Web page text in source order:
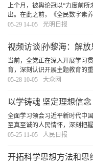
上个月，被舆论冠以“力度前
出。在此之前，《全民数字素
动者提升就业创业能力、拥抱
05-29 14-05 光明日报
视频访谈|孙黎海：解
当前，全党正在深入开展学习
育，深刻认识开展主题教育的
视频访谈栏目特别邀请了山东
05-28 10-05 大众网
以学铸魂 坚定理想信念
全面学习领会习近平新时代中
至真至诚的人民情怀，深刻把
点，深刻体会人民是我们党执
05-25 11-05 人民日报
开拓科学思想方法和思